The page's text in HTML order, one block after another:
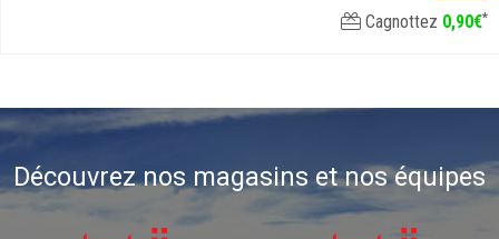
Cagnottez 0,90€*
Découvrez nos magasins et nos équipes